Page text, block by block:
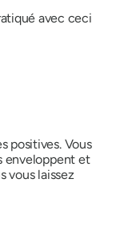
avec ceci
positives. Vous
enveloppent et
vous laissez